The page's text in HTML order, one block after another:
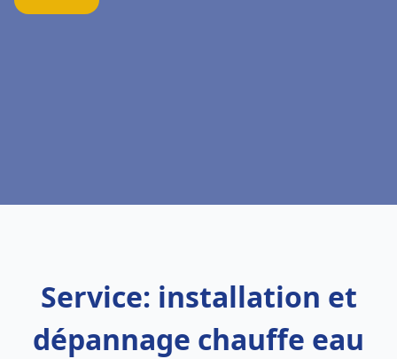
Service: installation et
dépannage chauffe eau